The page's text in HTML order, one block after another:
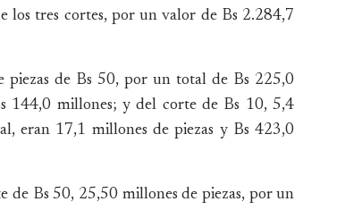
los tres cortes, por un valor de Bs 2.284,7
piezas de Bs 50, por un total de Bs 225,0
144,0 millones; y del corte de Bs 10, 5,4
eran 17,1 millones de piezas y Bs 423,0
de Bs 50, 25,50 millones de piezas, por un